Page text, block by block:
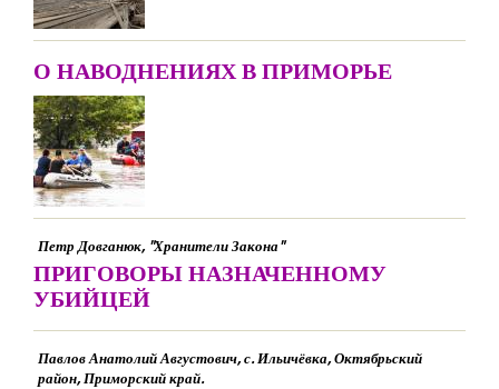
О НАВОДНЕНИЯХ В ПРИМОРЬЕ
Петр Довганюк, "Хранители Закона"
ПРИГОВОРЫ НАЗНАЧЕННОМУ
УБИЙЦЕЙ
Павлов Анатолий Августович, с. Ильичёвка, Октябрьский
район, Приморский край.